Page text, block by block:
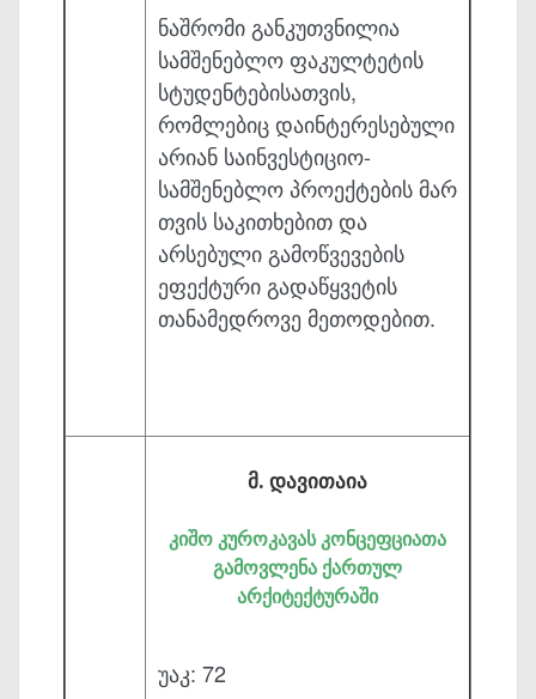
ნაშრომი განკუთვნილია
სამშენებლო ფაკულტეტის
სტუდენტები­სათვის,
რომლებიც დაინტერესებული
არიან საინვესტიციო-
სამშენებლო პროექტების მარ
თვის საკითხებით და
არსებული გამოწვევების
ეფექტური გადაწყვეტის
თანამე­დროვე მეთოდებით.
მ. დავითაია
კიშო კუროკავას კონცეფციათა
გამოვლენა ქართულ
არქიტექტურაში
უაკ: 72